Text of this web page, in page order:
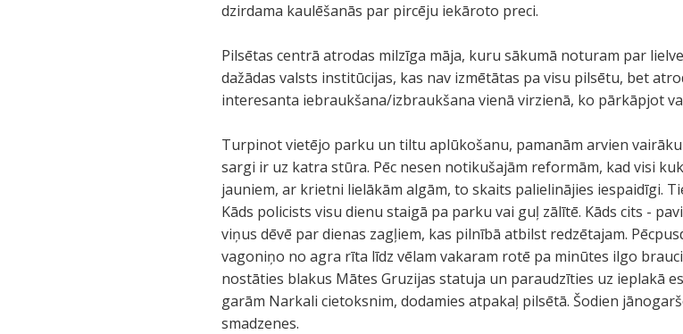
dzirdama kaulēšanās par pircēju iekāroto preci.
Pilsētas centrā atrodas milzīga māja, kuru sākumā noturam par
dažādas valsts institūcijas, kas nav izmētātas pa visu pilsētu, bet
interesanta iebraukšana/izbraukšana vienā virzienā, ko pārkāpjot
Turpinot vietējo parku un tiltu aplūkošanu, pamanām arvien
sargi ir uz katra stūra. Pēc nesen notikušajām reformām, kad visi
jauniem, ar krietni lielākām algām, to skaits palielinājies iespaidīgi.
Kāds policists visu dienu staigā pa parku vai guļ zālītē. Kāds cits -
viņus dēvē par dienas zagļiem, kas pilnībā atbilst redzētajam.
vagoniņo no agra rīta līdz vēlam vakaram rotē pa minūtes ilgo
nostāties blakus Mātes Gruzijas statuja un paraudzīties uz ieplakā
garām Narkali cietoksnim, dodamies atpakaļ pilsētā. Šodien
smadzenes.